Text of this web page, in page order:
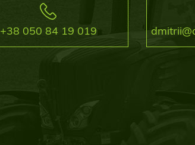
+38 050 84 19 019